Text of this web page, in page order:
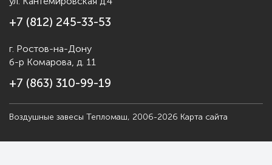
+7 (812) 245-33-53
г. Ростов-на-Дону
б-р Комарова, д. 11
+7 (863) 310-99-19
Воздушные завесы Тепломаш, 2006-2026 Карта сайта